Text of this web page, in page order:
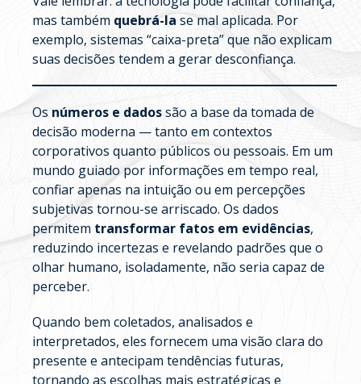
mas também quebrá-la se mal aplicada. Por
exemplo, sistemas “caixa-preta” que não explicam
suas decisões tendem a gerar desconfiança.
Os números e dadossão a base da tomada de
decisão moderna — tanto em contextos
corporativos quanto públicos ou pessoais. Em um
mundo guiado por informações em tempo real,
confiar apenas na intuição ou em percepções
subjetivas tornou-se arriscado. Os dados
permitem transformar fatos em evidências,
reduzindo incertezas e revelando padrões que o
olhar humano, isoladamente, não seria capaz de
perceber.
Quando bem coletados, analisados e
interpretados, eles fornecem uma visão clara do
presente e antecipam tendências futuras,
tornando as escolhas mais estratégicas e